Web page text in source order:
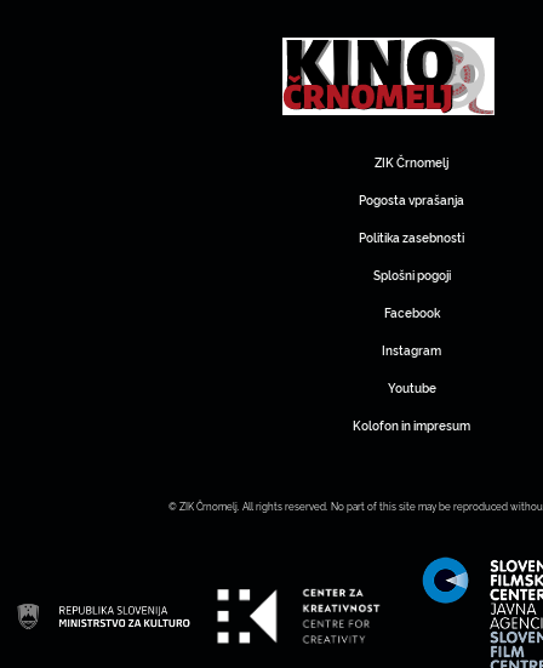
ZIK Črnomelj
Pogosta vprašanja
Politika zasebnosti
Splošni pogoji
Facebook
Instagram
Youtube
Kolofon in impresum
© ZIK Črnomelj. All rights reserved. No part of this site may be reproduced